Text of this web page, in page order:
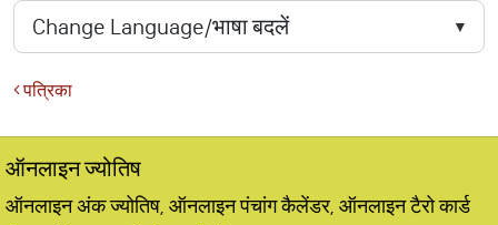
पत्रिका
ऑनलाइन ज्योतिष
ऑनलाइन अंक ज्योतिष, ऑनलाइन पंचांग कैलेंडर, ऑनलाइन टैरो कार्ड